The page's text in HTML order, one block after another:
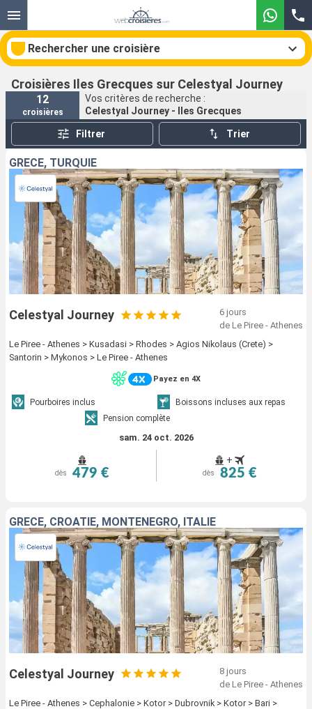
Rechercher une croisière
Nos destinations
Mois de départ
Ports Compagnies
Rechercher
Croisières Iles Grecques sur Celestyal Journey
12
croisières
Vos critères de recherche :
Celestyal Journey - Iles Grecques
Filtrer Trier
GRÈCE, TURQUIE
Celestyal Journey
6 jours
de Le Piree - Athenes
Le Piree - Athenes > Kusadasi > Rhodes > Agios Nikolaus (Crete) >
Santorin > Mykonos > Le Piree - Athenes
Payez en 4X
Pourboires inclus
Boissons incluses aux repas
Pension complète
sam. 24 oct. 2026
dès 479 €
+
dès 825 €
GRÈCE, CROATIE, MONTÉNÉGRO, ITALIE
Celestyal Journey
8 jours
de Le Piree - Athenes
Le Piree - Athenes > Cephalonie > Kotor > Dubrovnik > Kotor > Bari >